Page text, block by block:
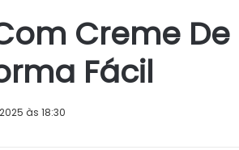
Creme
Fácil
às 18:30